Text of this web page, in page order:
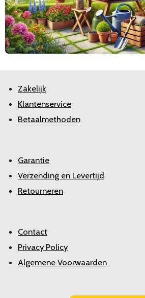
Zakelijk
Klantenservice
Betaalmethoden
Garantie
Verzending en Levertijd
Retourneren
Contact
Privacy Policy
Algemene Voorwaarden